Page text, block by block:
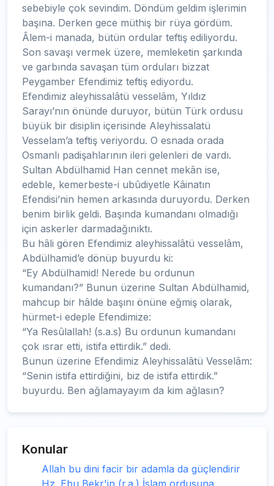
sebebiyle çok sevindim. Döndüm geldim işlerimin
başına. Derken gece müthiş bir rüya gördüm.
Âlem-i manada, bütün ordular teftiş ediliyordu.
Son savaşı vermek üzere, memleketin şarkında
ve garbında savaşan tüm orduları bizzat
Peygamber Efendimiz teftiş ediyordu.
Efendimiz aleyhissalâtü vesselâm, Yıldız
Sarayı’nın önünde duruyor, bütün Türk ordusu
büyük bir disiplin içerisinde Aleyhissalatü
Vesselam’a teftiş veriyordu. O esnada orada
Osmanlı padişahlarının ileri gelenleri de vardı.
Sultan Abdülhamid Han cennet mekân ise,
edeble, kemerbeste-i ubûdiyetle Kâinatın
Efendisi’nin hemen arkasında duruyordu. Derken
benim birlik geldi. Başında kumandanı olmadığı
için askerler darmadağınıktı.
Bu hâli gören Efendimiz aleyhissalâtü vesselâm,
Abdülhamid’e dönüp buyurdu ki:
“Ey Abdülhamid! Nerede bu ordunun
kumandanı?” Bunun üzerine Sultan Abdülhamid,
mahcup bir hâlde başını önüne eğmiş olarak,
hürmet-i edeple Efendimize:
“Ya Resûlallah! (s.a.s) Bu ordunun kumandanı
çok ısrar etti, istifa ettirdik.” dedi.
Bunun üzerine Efendimiz Aleyhissalâtü Vesselâm:
“Senin istifa ettirdiğini, biz de istifa ettirdik.”
buyurdu. Ben ağlamayayım da kim ağlasın?
Konular
Allah bu dini facir bir adamla da güçlendirir
Hz. Ebu Bekr'in (r.a.) İslam ordusuna